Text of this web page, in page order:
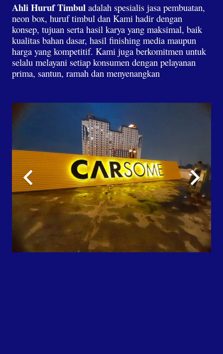
Ahli Huruf Timbul adalah spesialis jasa pembuatan,
neon box, huruf timbul dan Kami hadir dengan
konsep, tujuan serta hasil karya yang maksimal, baik
kualitas bahan dasar, hasil finishing media maupun
harga yang kompetitif. Kami juga berkomitmen untuk
selalu melayani setiap konsumen dengan pelayanan
prima, santun, ramah dan menyenangkan